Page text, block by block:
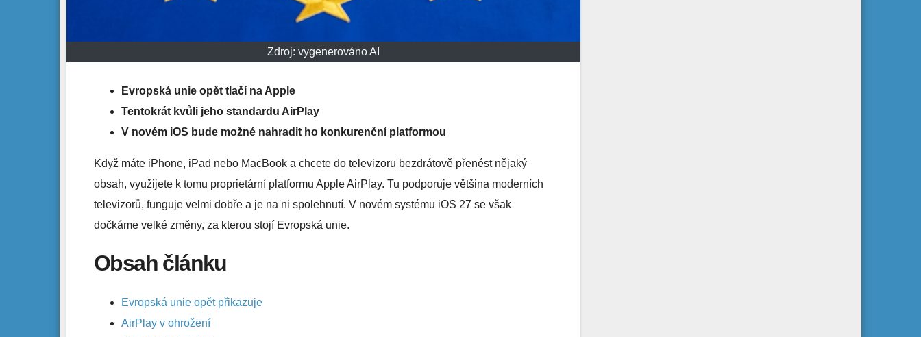
Zdroj: vygenerováno AI
Evropská unie opět tlačí na Apple
Tentokrát kvůli jeho standardu AirPlay
V novém iOS bude možné nahradit ho konkurenční platformou
Když máte iPhone, iPad nebo MacBook a chcete do televizoru bezdrátově přenést nějaký
obsah, využijete k tomu proprietární platformu Apple AirPlay. Tu podporuje většina moderních
televizorů, funguje velmi dobře a je na ni spolehnutí. V novém systému iOS 27 se však
dočkáme velké změny, za kterou stojí Evropská unie.
Obsah článku
Evropská unie opět přikazuje
AirPlay v ohrožení